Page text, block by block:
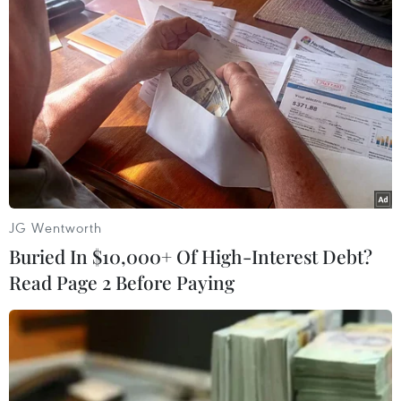
#VN Pharma #Thuốc chữa ung thư giả
#H-Capita
#Cục Quản lý Dược
#Bộ luật Hình sự
Tp. Hồ Chí Minh
JG Wentworth
Buried In $10,000+ Of High-Interest Debt?
Read Page 2 Before Paying